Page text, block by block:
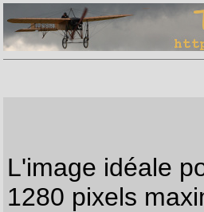
L'image idéale
1280 pixels